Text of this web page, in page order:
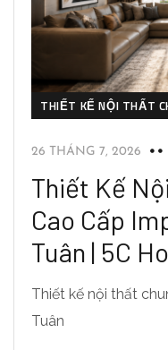
THIẾT KẾ NỘI THẤT
26 THÁNG 7, 2026
Thiết Kế
Cao Cấp
Tuân | 5C
Thiết kế nội thất
Tuân